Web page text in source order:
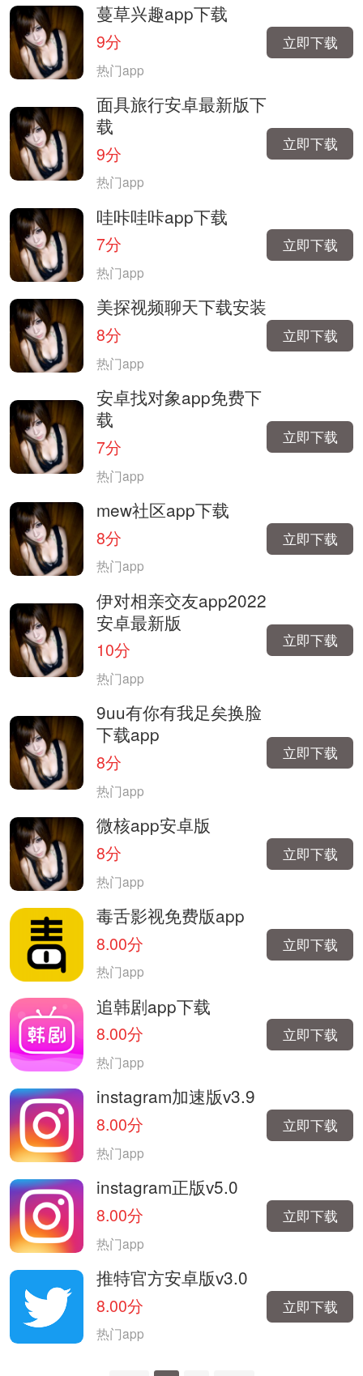
蔓草兴趣app下载
9分
热门app
立即下载
面具旅行安卓最新版下
载
9分
热门app
立即下载
哇咔哇咔app下载
7分
热门app
立即下载
美探视频聊天下载安装
8分
热门app
立即下载
安卓找对象app免费下
载
7分
热门app
立即下载
mew社区app下载
8分
热门app
立即下载
伊对相亲交友app2022
安卓最新版
10分
热门app
立即下载
9uu有你有我足矣换脸
下载app
8分
热门app
立即下载
微核app安卓版
8分
热门app
立即下载
毒舌影视免费版app
8.00分
热门app
立即下载
追韩剧app下载
8.00分
热门app
立即下载
instagram加速版v3.9
8.00分
热门app
立即下载
instagram正版v5.0
8.00分
热门app
立即下载
推特官方安卓版v3.0
8.00分
热门app
立即下载